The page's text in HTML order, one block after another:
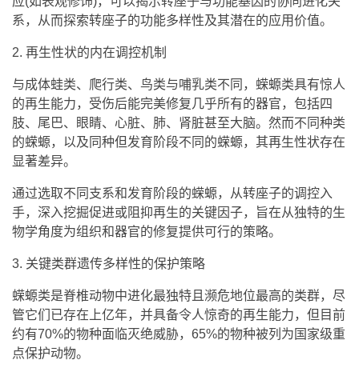
系，从而探索转座子的功能多样性及其潜在的应用价值。
2. 再生性状的内在调控机制
与成体蛙类、爬行类、鸟类与哺乳类不同，蝾螈类具有惊人
的再生能力，受伤后能完美修复几乎所有的器官，包括四
肢、尾巴、眼睛、心脏、肺、肾脏甚至大脑。然而不同种类
的蝾螈，以及同种但发育阶段不同的蝾螈，其再生性状存在
显著差异。
通过选取不同支系和发育阶段的蝾螈，从转座子的调控入
手，深入挖掘促进或阻抑再生的关键因子，旨在从独特的生
物学角度为组织和器官的修复提供可行的策略。
3. 关键类群遗传多样性的保护策略
蝾螈类是脊椎动物中进化最独特且濒危地位最高的类群，尽
管它们已存在上亿年，并具备令人惊奇的再生能力，但目前
约有70%的物种面临灭绝威胁，65%的物种被列为国家级重
点保护动物。